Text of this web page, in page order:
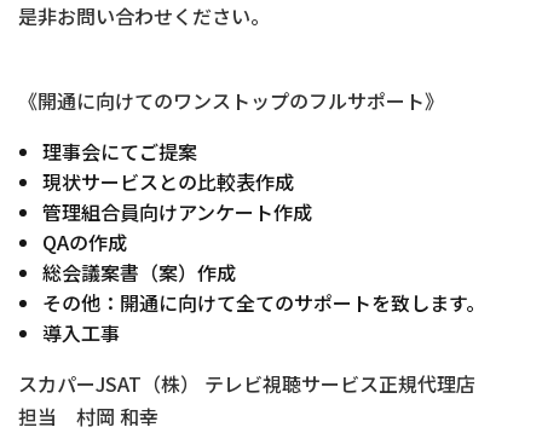
是非お問い合わせください。
《開通に向けてのワンストップのフルサポート》
理事会にてご提案
現状サービスとの比較表作成
管理組合員向けアンケート作成
QAの作成
総会議案書（案）作成
その他：開通に向けて全てのサポートを致します。
導入工事
スカパーJSAT（株） テレビ視聴サービス正規代理店
担当 村岡 和幸